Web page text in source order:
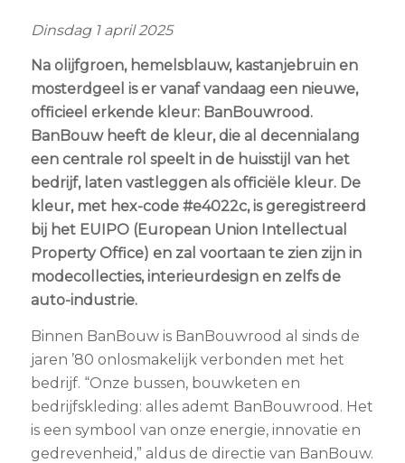
Dinsdag 1 april 2025
Na olijfgroen, hemelsblauw, kastanjebruin en
mosterdgeel is er vanaf vandaag een nieuwe,
officieel erkende kleur: BanBouwrood.
BanBouw heeft de kleur, die al decennialang
een centrale rol speelt in de huisstijl van het
bedrijf, laten vastleggen als officiële kleur. De
kleur, met hex-code #e4022c, is geregistreerd
bij het EUIPO (European Union Intellectual
Property Office) en zal voortaan te zien zijn in
modecollecties, interieurdesign en zelfs de
auto-industrie.
Binnen BanBouw is BanBouwrood al sinds de
jaren ’80 onlosmakelijk verbonden met het
bedrijf. “Onze bussen, bouwketen en
bedrijfskleding: alles ademt BanBouwrood. Het
is een symbool van onze energie, innovatie en
gedrevenheid,” aldus de directie van BanBouw.